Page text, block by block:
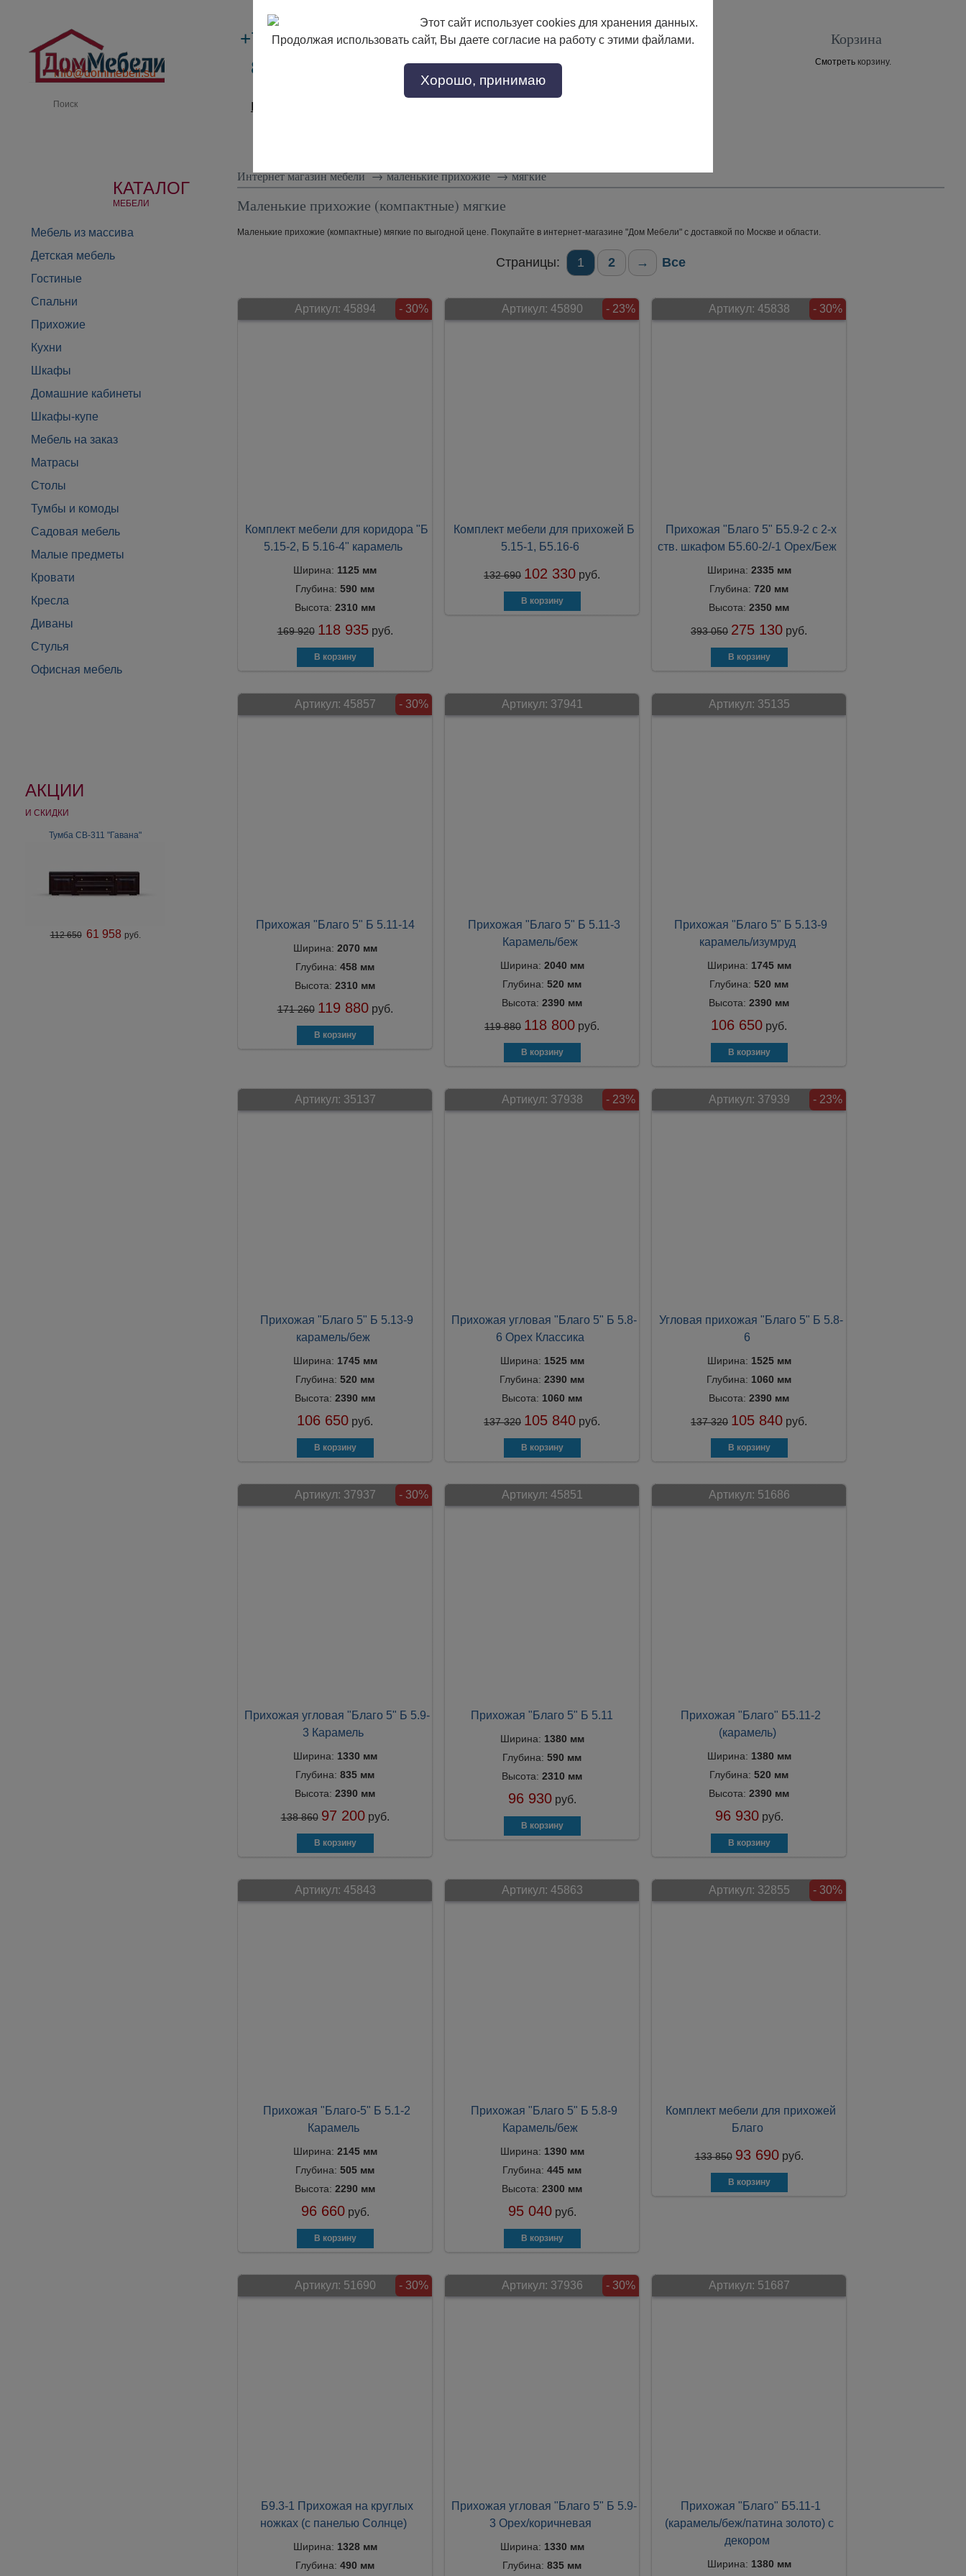
info@dommebeli.su
+7 (495)133-17-89
8 (800) 302-17-89
с 9:00 до 18:00
Заказать звонок
Производители
Корзина
Смотреть корзину.
КАТАЛОГ
МЕБЕЛИ
Мебель из массива
Детская мебель
Гостиные
Спальни
Прихожие
Кухни
Шкафы
Домашние кабинеты
Шкафы-купе
Мебель на заказ
Матрасы
Столы
Тумбы и комоды
Садовая мебель
Малые предметы
Кровати
Кресла
Диваны
Стулья
Офисная мебель
АКЦИИ
И СКИДКИ
Тумба СВ-311 "Гавана"
112 650 61 958 руб.
Интернет магазин мебели→ маленькие прихожие→ мягкие
Маленькие прихожие (компактные) мягкие
Маленькие прихожие (компактные) мягкие по выгодной цене. Покупайте в интернет-магазине "Дом Мебели" с доставкой по Москве и области.
Страницы: 1 2 → Все
Артикул: 45894 - 30%
Комплект мебели для коридора "Б
5.15-2, Б 5.16-4" карамель
Ширина: 1125 мм
Глубина: 590 мм
Высота: 2310 мм
169 920 118 935 руб.
Артикул: 45890 - 23%
Комплект мебели для прихожей Б
5.15-1, Б5.16-6
132 690 102 330 руб.
Артикул: 45838 - 30%
Прихожая "Благо 5" Б5.9-2 с 2-х
ств. шкафом Б5.60-2/-1 Орех/Беж
Ширина: 2335 мм
Глубина: 720 мм
Высота: 2350 мм
393 050 275 130 руб.
Артикул: 45857 - 30%
Прихожая "Благо 5" Б 5.11-14
Ширина: 2070 мм
Глубина: 458 мм
Высота: 2310 мм
171 260 119 880 руб.
Артикул: 37941
Прихожая "Благо 5" Б 5.11-3
Карамель/беж
Ширина: 2040 мм
Глубина: 520 мм
Высота: 2390 мм
119 880 118 800 руб.
Артикул: 35135
Прихожая "Благо 5" Б 5.13-9
карамель/изумруд
Ширина: 1745 мм
Глубина: 520 мм
Высота: 2390 мм
106 650 руб.
Артикул: 35137
Прихожая "Благо 5" Б 5.13-9
карамель/беж
Ширина: 1745 мм
Глубина: 520 мм
Высота: 2390 мм
106 650 руб.
Артикул: 37938 - 23%
Прихожая угловая "Благо 5" Б 5.8-
6 Орех Классика
Ширина: 1525 мм
Глубина: 2390 мм
Высота: 1060 мм
137 320 105 840 руб.
Артикул: 37939 - 23%
Угловая прихожая "Благо 5" Б 5.8-
6
Ширина: 1525 мм
Глубина: 1060 мм
Высота: 2390 мм
137 320 105 840 руб.
Артикул: 37937 - 30%
Прихожая угловая "Благо 5" Б 5.9-
3 Карамель
Ширина: 1330 мм
Глубина: 835 мм
Высота: 2390 мм
138 860 97 200 руб.
Артикул: 45851
Прихожая "Благо 5" Б 5.11
Ширина: 1380 мм
Глубина: 590 мм
Высота: 2310 мм
96 930 руб.
Артикул: 51686
Прихожая "Благо" Б5.11-2
(карамель)
Ширина: 1380 мм
Глубина: 520 мм
Высота: 2390 мм
96 930 руб.
Артикул: 45843
Прихожая "Благо-5" Б 5.1-2
Карамель
Ширина: 2145 мм
Глубина: 505 мм
Высота: 2290 мм
96 660 руб.
Артикул: 45863
Прихожая "Благо 5" Б 5.8-9
Карамель/беж
Ширина: 1390 мм
Глубина: 445 мм
Высота: 2300 мм
95 040 руб.
Артикул: 32855 - 30%
Комплект мебели для прихожей
Благо
133 850 93 690 руб.
Артикул: 51690 - 30%
Б9.3-1 Прихожая на круглых
ножках (с панелью Солнце)
Ширина: 1328 мм
Глубина: 490 мм
Артикул: 37936 - 30%
Прихожая угловая "Благо 5" Б 5.9-
3 Орех/коричневая
Ширина: 1330 мм
Глубина: 835 мм
Артикул: 51687
Прихожая "Благо" Б5.11-1
(карамель/беж/патина золото) с
декором
Ширина: 1380 мм
Этот сайт использует cookies для хранения данных.
Продолжая использовать сайт, Вы даете согласие на работу с этими файлами.
Хорошо, принимаю